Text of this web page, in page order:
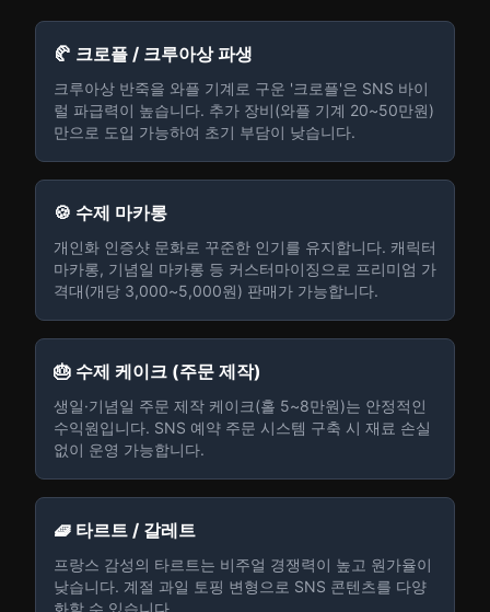
🥐 크로플 / 크루아상 파생
크루아상 반죽을 와플 기계로 구운 '크로플'은 SNS 바이
럴 파급력이 높습니다. 추가 장비(와플 기계 20~50만원)
만으로 도입 가능하여 초기 부담이 낮습니다.
🍪 수제 마카롱
개인화 인증샷 문화로 꾸준한 인기를 유지합니다. 캐릭터
마카롱, 기념일 마카롱 등 커스터마이징으로 프리미엄 가
격대(개당 3,000~5,000원) 판매가 가능합니다.
🎂 수제 케이크 (주문 제작)
생일·기념일 주문 제작 케이크(홀 5~8만원)는 안정적인
수익원입니다. SNS 예약 주문 시스템 구축 시 재료 손실
없이 운영 가능합니다.
🧇 타르트 / 갈레트
프랑스 감성의 타르트는 비주얼 경쟁력이 높고 원가율이
낮습니다. 계절 과일 토핑 변형으로 SNS 콘텐츠를 다양
화할 수 있습니다.